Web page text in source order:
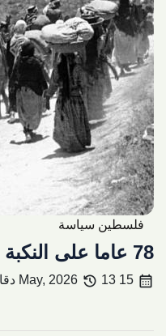
فلسطين سياسة
78 عاما على النكبة الفلسطينية
calendar_month
15 May, 2026
history 13 دقائق قراءة